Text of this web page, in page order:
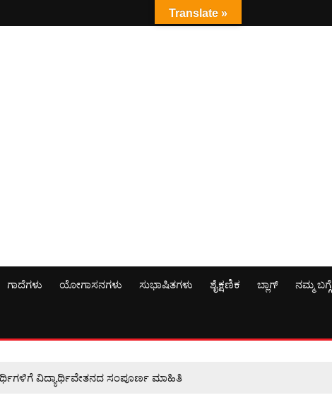
ಗಾದೆಗಳು ಯೋಗಾಸನಗಳು ಸುಭಾಷಿತಗಳು ಶೈಕ್ಷಣಿಕ ಬ್ಲಾಗ್ ನಮ್ಮ ಬಗ್ಗೆ
ವಿದ್ಯಾರ್ಥಿವೇತನದ ಸಂಪೂರ್ಣ ಮಾಹಿತಿ
Translate »